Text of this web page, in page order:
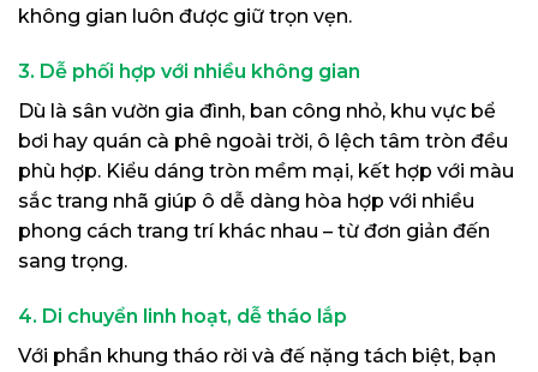
không gian luôn được giữ trọn vẹn.
3. Dễ phối hợp với nhiều không gian
Dù là sân vườn gia đình, ban công nhỏ, khu vực bể
bơi hay quán cà phê ngoài trời, ô lệch tâm tròn đều
phù hợp. Kiểu dáng tròn mềm mại, kết hợp với màu
sắc trang nhã giúp ô dễ dàng hòa hợp với nhiều
phong cách trang trí khác nhau – từ đơn giản đến
sang trọng.
4. Di chuyển linh hoạt, dễ tháo lắp
Với phần khung tháo rời và đế nặng tách biệt, bạn